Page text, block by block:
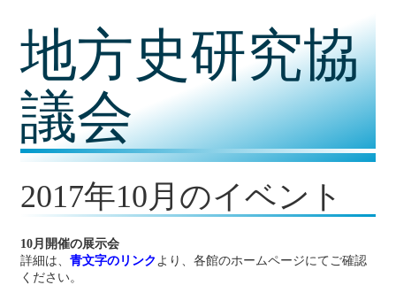
地方史研究協
議会
2017年10月のイベント
10月開催の展示会
詳細は、 青文字のリンク より、各館のホームページにてご確認
ください。